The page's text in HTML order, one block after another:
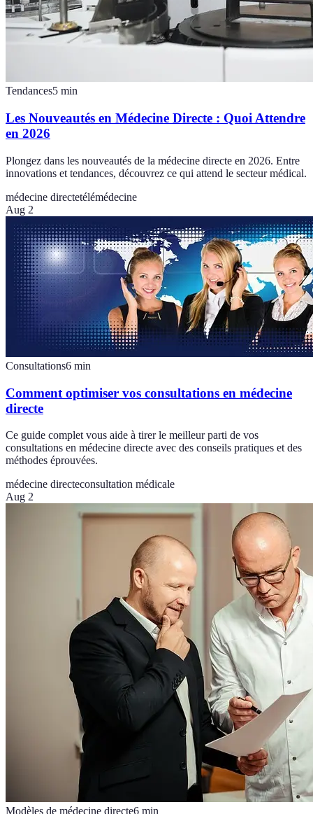
Tendances5 min
Les Nouveautés en Médecine Directe : Quoi Attendre
en 2026
Plongez dans les nouveautés de la médecine directe en 2026. Entre
innovations et tendances, découvrez ce qui attend le secteur médical.
médecine directetélémédecine
Aug 2
Consultations6 min
Comment optimiser vos consultations en médecine
directe
Ce guide complet vous aide à tirer le meilleur parti de vos
consultations en médecine directe avec des conseils pratiques et des
méthodes éprouvées.
médecine directeconsultation médicale
Aug 2
Modèles de médecine directe6 min